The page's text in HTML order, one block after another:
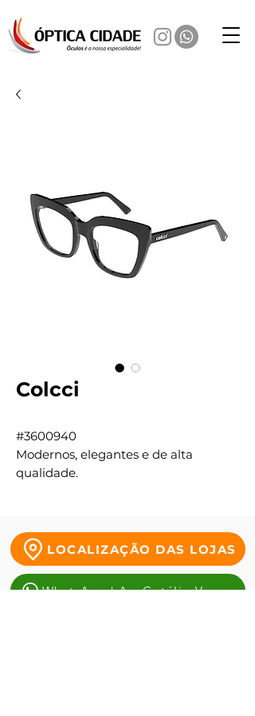
Colcci
#3600940
Modernos, elegantes e de alta
qualidade.
LOCALIZAÇÃO DAS LOJAS
WhatsApp | Av. Getúlio Vargas